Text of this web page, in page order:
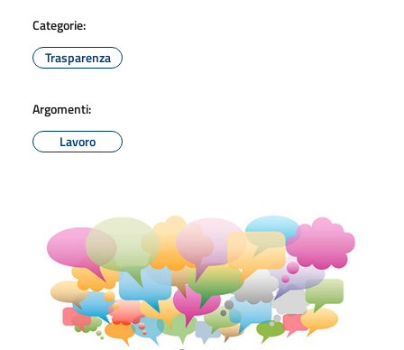
Categorie:
Trasparenza
Argomenti:
Lavoro